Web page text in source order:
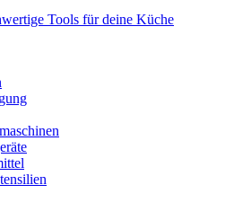
Tools für deine Küche